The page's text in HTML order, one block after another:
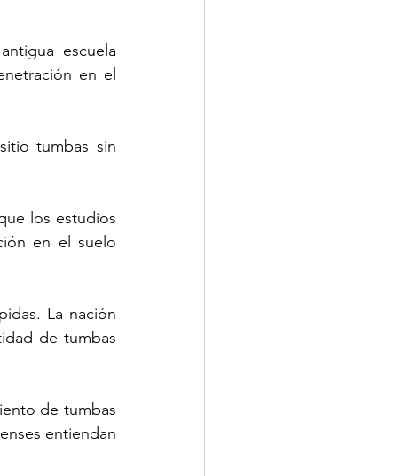
escuela
en el
tumbas sin
los estudios
en el suelo
La nación
de tumbas
de tumbas
entiendan